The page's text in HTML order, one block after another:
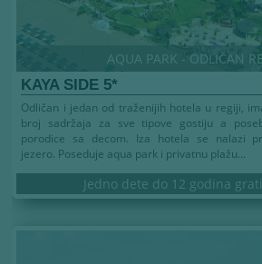
AQUA PARK - ODLIČAN
KAYA SIDE 5*
Odličan i jedan od traženijih hotela u regiji,
broj sadržaja za sve tipove gostiju a
porodice sa decom. Iza hotela se nalazi
jezero. Poseduje aqua park i privatnu plažu...
Jedno dete do 12 godina